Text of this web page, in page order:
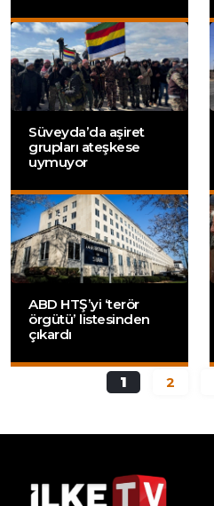
Süveyda’da aşiret
grupları ateşkese
uymuyor
ABD HTŞ’yi ‘terör
örgütü’ listesinden
çıkardı
1 2